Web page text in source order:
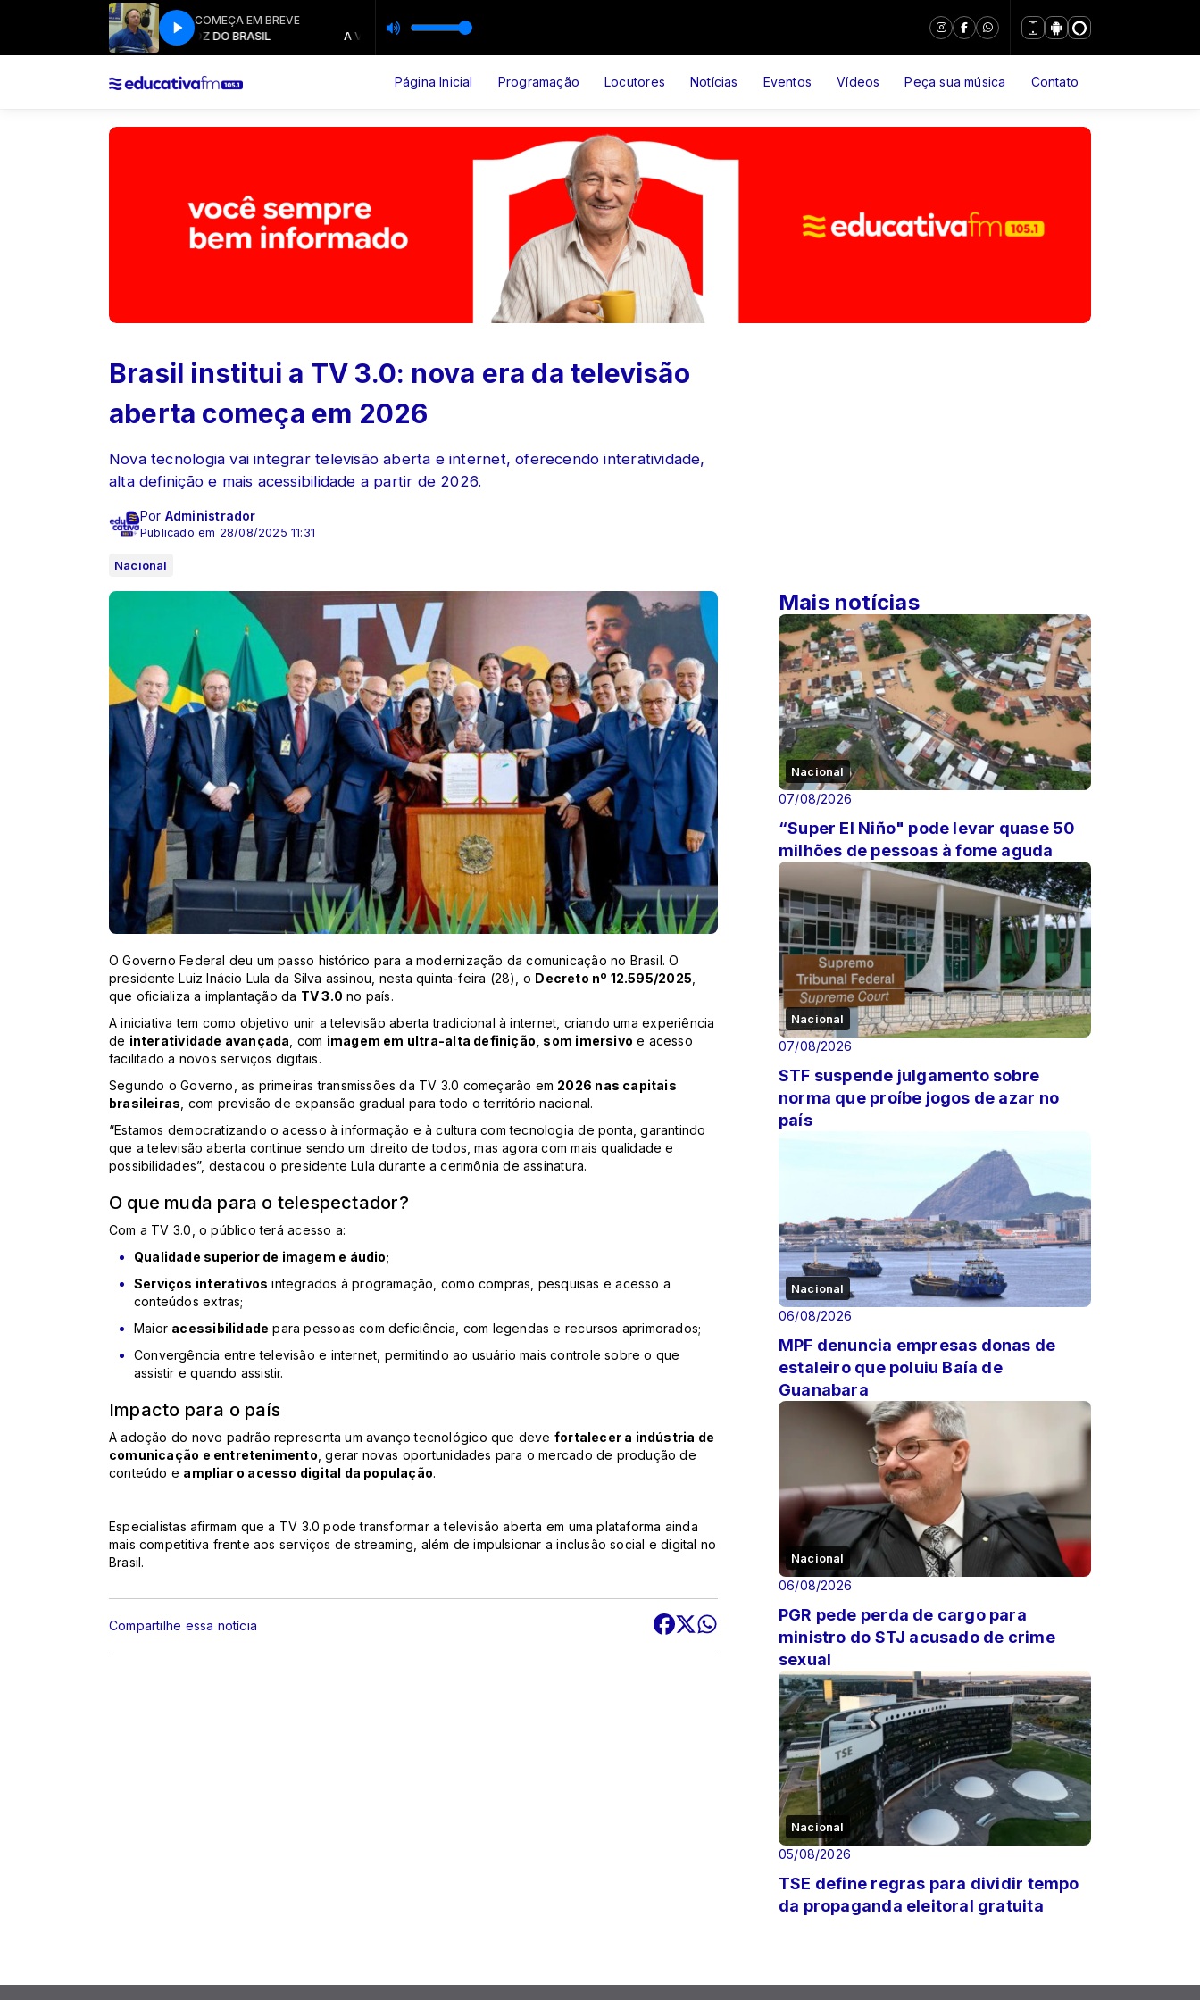
MUSICAL EVANGÉLICO com Aguinaldo Groner MUSICAL EVANGÉLICO com Aguinaldo Groner
COMEÇA EM BREVE
A VOZ DO BRASIL A VOZ DO BRASIL
Página Inicial Programação Locutores Notícias Eventos Vídeos Peça sua música Contato
Brasil institui a TV 3.0: nova era da televisão
aberta começa em 2026
Nova tecnologia vai integrar televisão aberta e internet, oferecendo interatividade,
alta definição e mais acessibilidade a partir de 2026.
Por Administrador
Publicado em 28/08/2025 11:31
Nacional
O Governo Federal deu um passo histórico para a modernização da comunicação no Brasil. O
presidente Luiz Inácio Lula da Silva assinou, nesta quinta-feira (28), o Decreto nº 12.595/2025
que oficializa a implantação da TV 3.0 no país.
A iniciativa tem como objetivo unir a televisão aberta tradicional à internet, criando uma experiência
de interatividade avançada , com imagem em ultra-alta definição, som imersivo e acesso
facilitado a novos serviços digitais.
Segundo o Governo, as primeiras transmissões da TV 3.0 começarão em 2026 nas capitais
brasileiras , com previsão de expansão gradual para todo o território nacional.
“Estamos democratizando o acesso à informação e à cultura com tecnologia de ponta, garantindo
que a televisão aberta continue sendo um direito de todos, mas agora com mais qualidade e
possibilidades”, destacou o presidente Lula durante a cerimônia de assinatura.
O que muda para o telespectador?
Com a TV 3.0, o público terá acesso a:
Qualidade superior de imagem e áudio;
Serviços interativos integrados à programação, como compras, pesquisas e acesso a
conteúdos extras;
Maior acessibilidade para pessoas com deficiência, com legendas e recursos aprimorados;
Convergência entre televisão e internet, permitindo ao usuário mais controle sobre o que
assistir e quando assistir.
Impacto para o país
A adoção do novo padrão representa um avanço tecnológico que deve fortalecer a indústria de
comunicação e entretenimento , gerar novas oportunidades para o mercado de produção de
conteúdo e ampliar o acesso digital da população.
Especialistas afirmam que a TV 3.0 pode transformar a televisão aberta em uma plataforma ainda
mais competitiva frente aos serviços de streaming, além de impulsionar a inclusão social e digital no
Brasil.
Compartilhe essa notícia
Mais notícias
Nacional
07/08/2026
“Super El Niño" pode levar quase 50
milhões de pessoas à fome aguda
Nacional
07/08/2026
STF suspende julgamento sobre
norma que proíbe jogos de azar no
país
Nacional
06/08/2026
MPF denuncia empresas donas de
estaleiro que poluiu Baía de
Guanabara
Nacional
06/08/2026
PGR pede perda de cargo para
ministro do STJ acusado de crime
sexual
Nacional
05/08/2026
TSE define regras para dividir tempo
da propaganda eleitoral gratuita